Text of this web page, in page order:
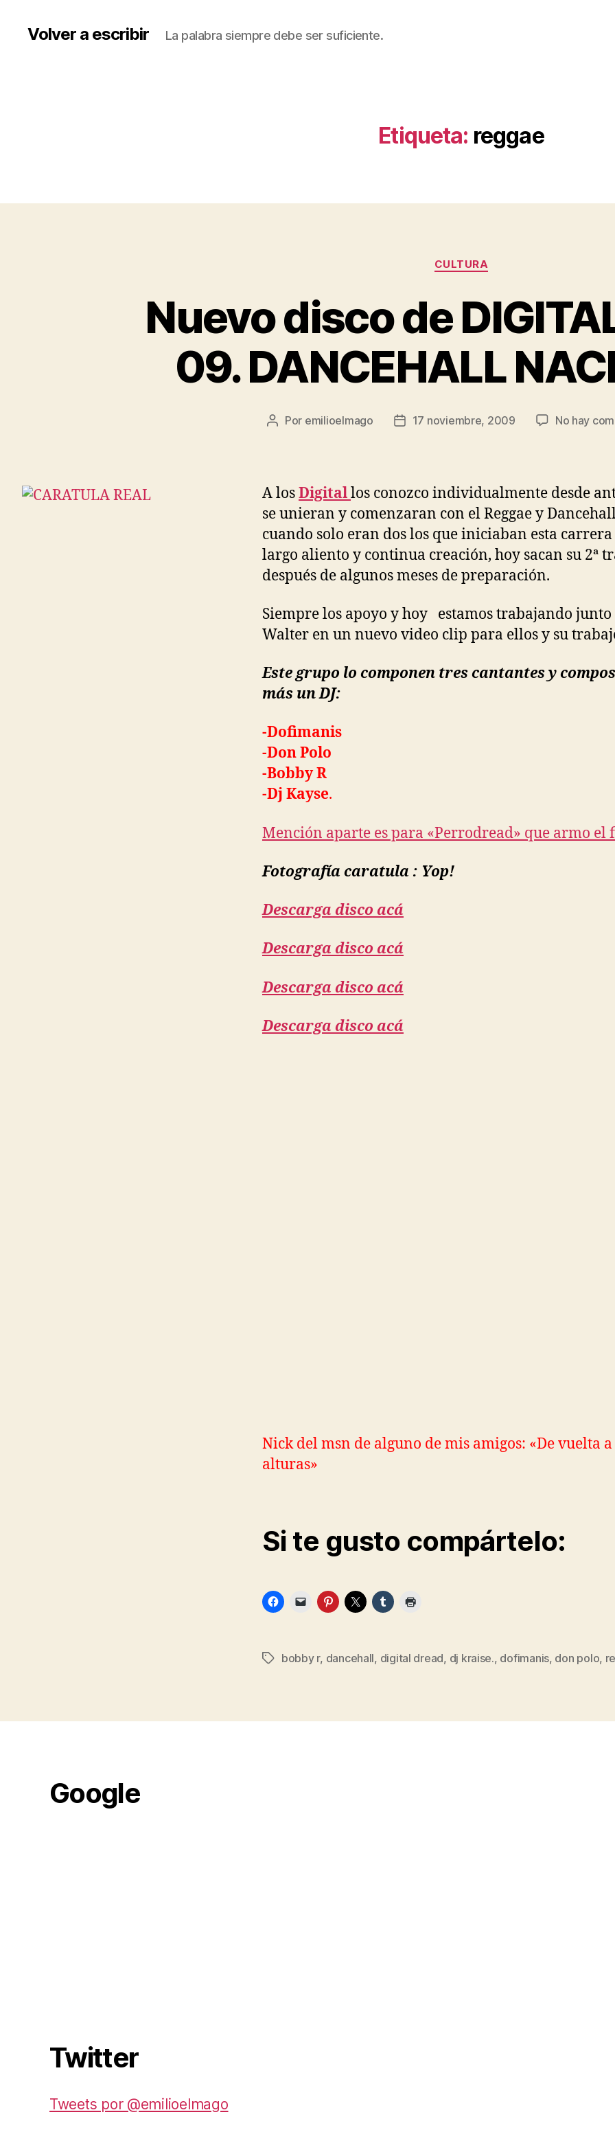
Volver a escribir La palabra siempre debe ser suficiente.
Etiqueta: reggae
Categorías
CULTURA
Nuevo disco de
09. DANCEHALL
Autor
Por emilioelmago
Fecha17 noviembre, 2009 No hay
A losDigitallos conozco individualmente desde
se unieran y comenzaran con el Reggae y
cuando solo eran dos los que iniciaban esta carrera
largo aliento y continua creación, hoy sacan su 2ª
después de algunos meses de preparación.
Siempre los apoyo y hoy estamos trabajando junto
Walter en un nuevo video clip para ellos y su
Este grupo lo componen tres cantantes y
más un DJ:
-Dofimanis
-Don Polo
-Bobby R
-Dj Kayse.
Mención aparte es para «Perrodread» que armo el
Fotografía caratula : Yop!
Descarga disco acá
Descarga disco acá
Descarga disco acá
Descarga disco acá
Nick del msn de alguno de mis amigos: «De vuelta
alturas»
Si te gusto compártelo:
Etiquetas
bobby r, dancehall, digital dread, dj kraise., dofimanis, don polo,
Google
Twitter
Tweets por @emilioelmago